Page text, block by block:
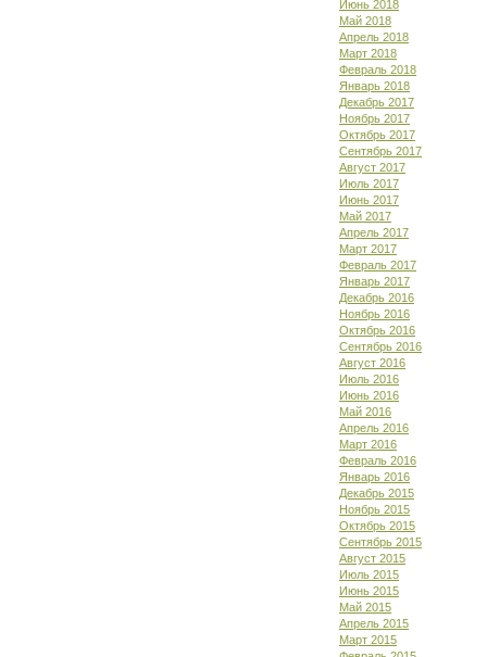
Июнь 2018
Май 2018
Апрель 2018
Март 2018
Февраль 2018
Январь 2018
Декабрь 2017
Ноябрь 2017
Октябрь 2017
Сентябрь 2017
Август 2017
Июль 2017
Июнь 2017
Май 2017
Апрель 2017
Март 2017
Февраль 2017
Январь 2017
Декабрь 2016
Ноябрь 2016
Октябрь 2016
Сентябрь 2016
Август 2016
Июль 2016
Июнь 2016
Май 2016
Апрель 2016
Март 2016
Февраль 2016
Январь 2016
Декабрь 2015
Ноябрь 2015
Октябрь 2015
Сентябрь 2015
Август 2015
Июль 2015
Июнь 2015
Май 2015
Апрель 2015
Март 2015